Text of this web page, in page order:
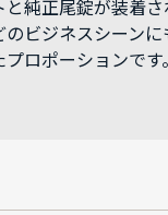
純正尾錠が装着さ
ビジネスシーンに
ロポーションです。